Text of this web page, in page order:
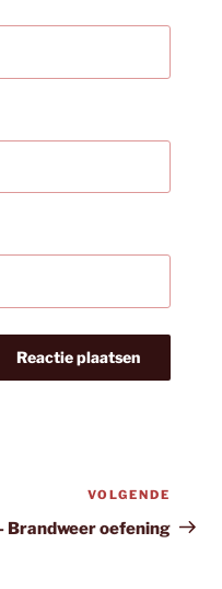
bericht
VOLGENDE
oefening